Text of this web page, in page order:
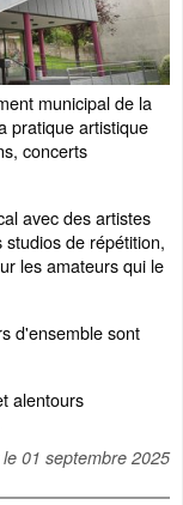
municipal de la
pratique artistique
concerts
avec des artistes
de répétition,
les amateurs qui le
d'ensemble sont
alentours
01 septembre 2025